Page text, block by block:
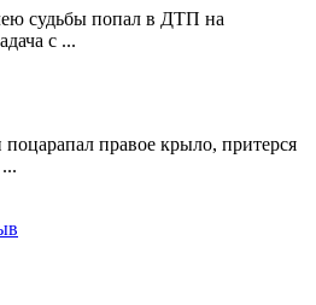
судьбы попал в ДТП на
с ...
правое крыло, притерся